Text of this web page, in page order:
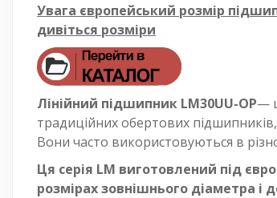
Увага європейський розмір
дивіться розміри
Лінійний підшипник LM30UU-OP—
традиційних обертових
Вони часто використовуються в
Ця серія LM виготовлений під
розмірах зовнішнього діаметра і